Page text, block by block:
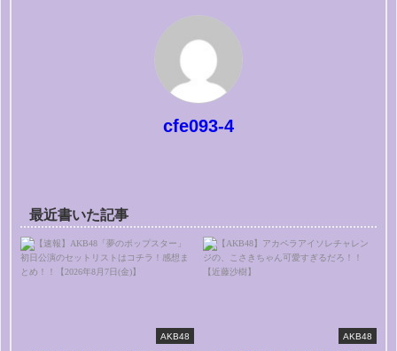
cfe093-4
最近書いた記事
AKB48 AKB48